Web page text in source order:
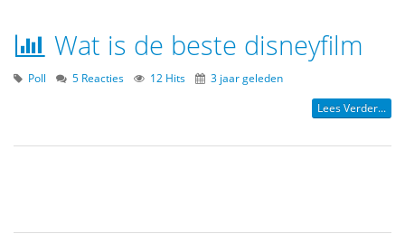
Wat is de beste disneyfilm
Poll 5 Reacties 12 Hits 3 jaar geleden
Lees Verder...